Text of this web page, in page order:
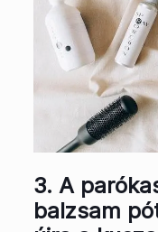
3. A
balzsam